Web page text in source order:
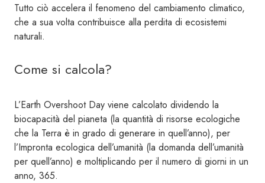
Tutto ciò accelera il fenomeno del cambiamento climatico,
che a sua volta contribuisce alla perdita di ecosistemi
naturali.
Come si calcola?
L’Earth Overshoot Day viene calcolato dividendo la
biocapacità del pianeta (la quantità di risorse ecologiche
che la Terra è in grado di generare in quell’anno), per
l’Impronta ecologica dell’umanità (la domanda dell’umanità
per quell’anno) e moltiplicando per il numero di giorni in un
anno, 365.